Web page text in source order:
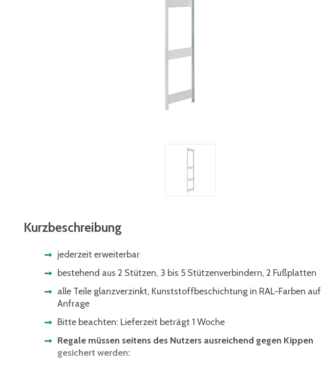
Kurzbeschreibung
jederzeit erweiterbar
bestehend aus 2 Stützen, 3 bis 5 Stützenverbindern, 2 Fußplatten
alle Teile glanzverzinkt, Kunststoffbeschichtung in RAL-Farben auf
Anfrage
Bitte beachten: Lieferzeit beträgt 1 Woche
Regale müssen seitens des Nutzers ausreichend gegen Kippen
gesichert werden: